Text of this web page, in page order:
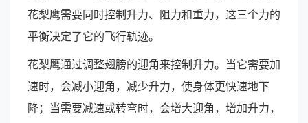
花梨鹰需要同时控制升力、阻力和重力，这三个力的
平衡决定了它的飞行轨迹。
花梨鹰通过调整翅膀的迎角来控制升力。当它需要加
速时，会减小迎角，减少升力，使身体更快速地下
降；当需要减速或转弯时，会增大迎角，增加升力，